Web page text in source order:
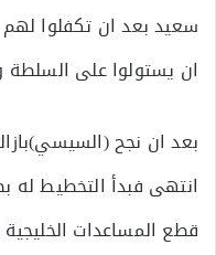
سعيد بعد ان تكفلوا
ان يستولوا على السلطة
بعد ان نجح
انتهى فبدأ التخطيط له
قطع المساعدات